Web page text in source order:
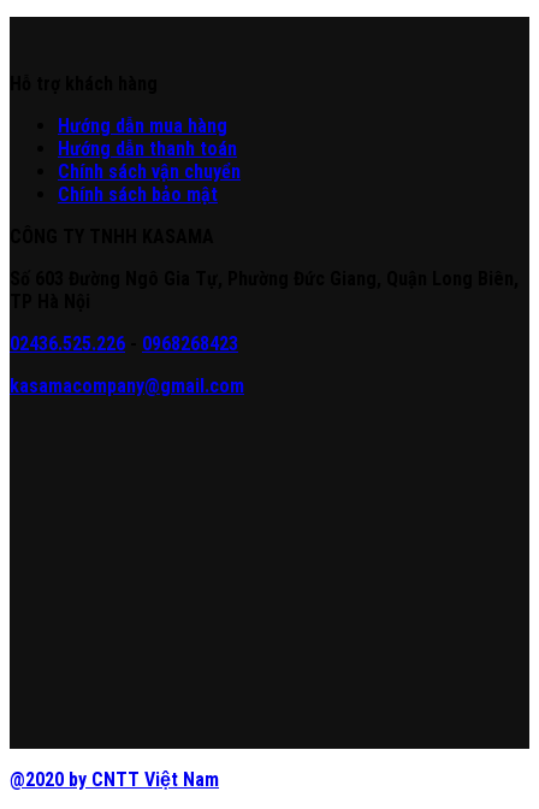
Hướng dẫn mua hàng
Hướng dẫn thanh toán
Chính sách vận chuyển
Chính sách bảo mật
02436.525.226
0968268423
kasamacompany@gmail.com
@2020 by CNTT Việt Nam